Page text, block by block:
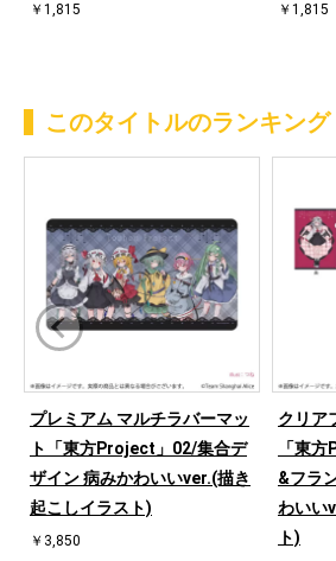
￥1,815 ￥1,815
このタイトルのランキング
プレミアム マルチラバーマッ
ト「東方Project」02/集合デ
ザイン 病みかわいいver.(描き
起こしイラスト)
￥3,850
クリア
「東
&フラ
わいい
ト)